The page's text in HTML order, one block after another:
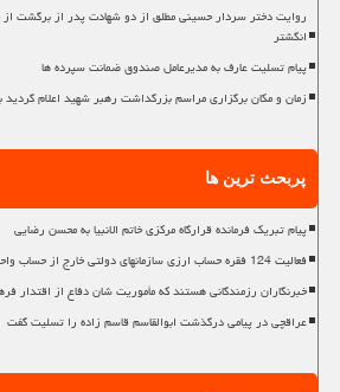
روایت دختر سردار حسینی مطلق از دو شهادت پدر از برگشت از
انگشتر
پیام تسلیت عارف به مدیرعامل صندوق ضمانت سپرده ها
زمان و مکان برگزاری مراسم بزرگداشت رهبر شهید اعلام
پربحث ترین ها
پیام تبریک فرمانده قرارگاه مرکزی خاتم الانبیا به محسن رضایی
فعالیت 124 فقره حساب ارزی سازمانهای دولتی خارج از حساب واحد خزانه
خبرنگاران رزمندگانی هستند که مأموریت شان دفاع از اقتدار
عراقچی در پیامی درگذشت ابوالقاسم قاسم زاده را تسلیت گفت